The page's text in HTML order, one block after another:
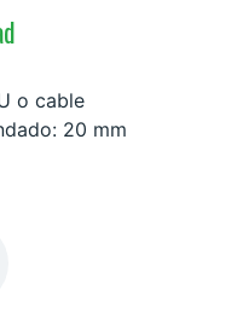
o cable
20 mm